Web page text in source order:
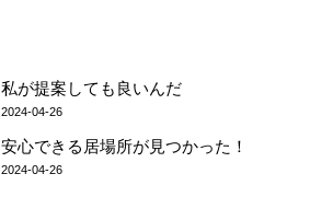
私が提案しても良いんだ
2024-04-26
安心できる居場所が見つかった！
2024-04-26